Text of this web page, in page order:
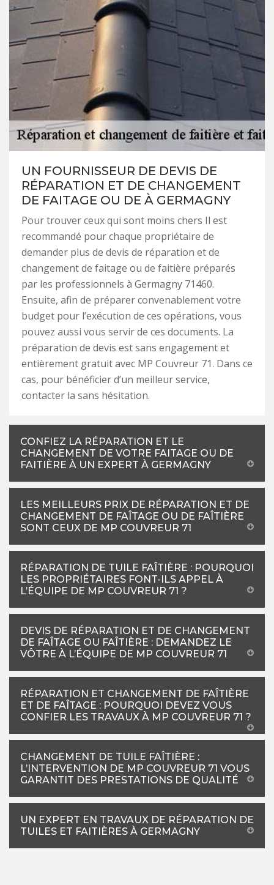
UN FOURNISSEUR DE DEVIS DE
RÉPARATION ET DE CHANGEMENT
DE FAITAGE OU DE À GERMAGNY
Pour trouver ceux qui sont moins chers Il est
recommandé pour chaque propriétaire de
demander plus de devis de réparation et de
changement de faitage ou de faitière préparés
par les professionnels à Germagny 71460.
Ensuite, afin de préparer convenablement votre
budget pour l’exécution de ces opérations, vous
pouvez aussi vous servir de ces documents. La
préparation de devis est sans engagement et
entièrement gratuit avec MP Couvreur 71. Dans ce
cas, pour bénéficier d’un meilleur service,
contacter la sans hésitation.
CONFIEZ LA RÉPARATION ET LE
CHANGEMENT DE VOTRE FAITAGE OU DE
FAITIÈRE À UN EXPERT À GERMAGNY
LES MEILLEURS PRIX DE RÉPARATION ET DE
CHANGEMENT DE FAÎTAGE OU DE FAÎTIÈRE
SONT CEUX DE MP COUVREUR 71
RÉPARATION DE TUILE FAÎTIÈRE : POURQUOI
LES PROPRIÉTAIRES FONT-ILS APPEL À
L’ÉQUIPE DE MP COUVREUR 71 ?
DEVIS DE RÉPARATION ET DE CHANGEMENT
DE FAÎTAGE OU FAÎTIÈRE : DEMANDEZ LE
VÔTRE À L’ÉQUIPE DE MP COUVREUR 71
RÉPARATION ET CHANGEMENT DE FAÎTIÈRE
ET DE FAÎTAGE : POURQUOI DEVEZ VOUS
CONFIER LES TRAVAUX À MP COUVREUR 71 ?
CHANGEMENT DE TUILE FAÎTIÈRE :
L’INTERVENTION DE MP COUVREUR 71 VOUS
GARANTIT DES PRESTATIONS DE QUALITÉ
UN EXPERT EN TRAVAUX DE RÉPARATION DE
TUILES ET FAITIÈRES À GERMAGNY